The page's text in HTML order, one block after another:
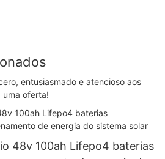
entusiasmado e atencioso aos
uma oferta!
48v 100ah Lifepo4 baterias